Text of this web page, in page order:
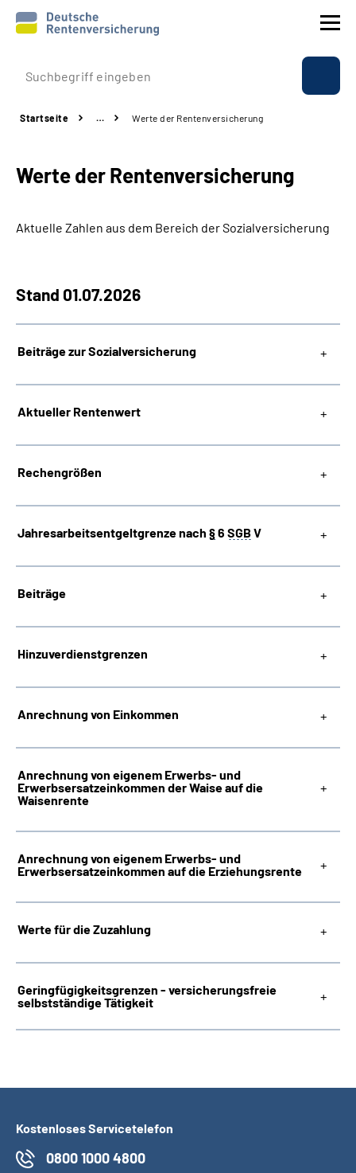
Prävention
Rente
Beratung & Kontakt
Online-Services
Inhalte in Gebärdensprache (DGS)
Startseite … Werte der Rentenversicherung
Werte der Rentenversicherung
Aktuelle Zahlen aus dem Bereich der Sozialversicherung
Stand 01.07.2026
Beiträge zur Sozialversicherung
Aktueller Rentenwert
Rechengrößen
Jahresarbeitsentgeltgrenze nach §6 SGB V
Beiträge
Hinzuverdienstgrenzen
Anrechnung von Einkommen
Anrechnung von eigenem Erwerbs- und
Erwerbsersatzeinkommen der Waise auf die
Waisenrente
Anrechnung von eigenem Erwerbs- und
Erwerbsersatzeinkommen auf die Erziehungsrente
Werte für die Zuzahlung
Geringfügigkeitsgrenzen - versicherungsfreie
selbstständige Tätigkeit
Kostenloses Servicetelefon
0800 1000 4800